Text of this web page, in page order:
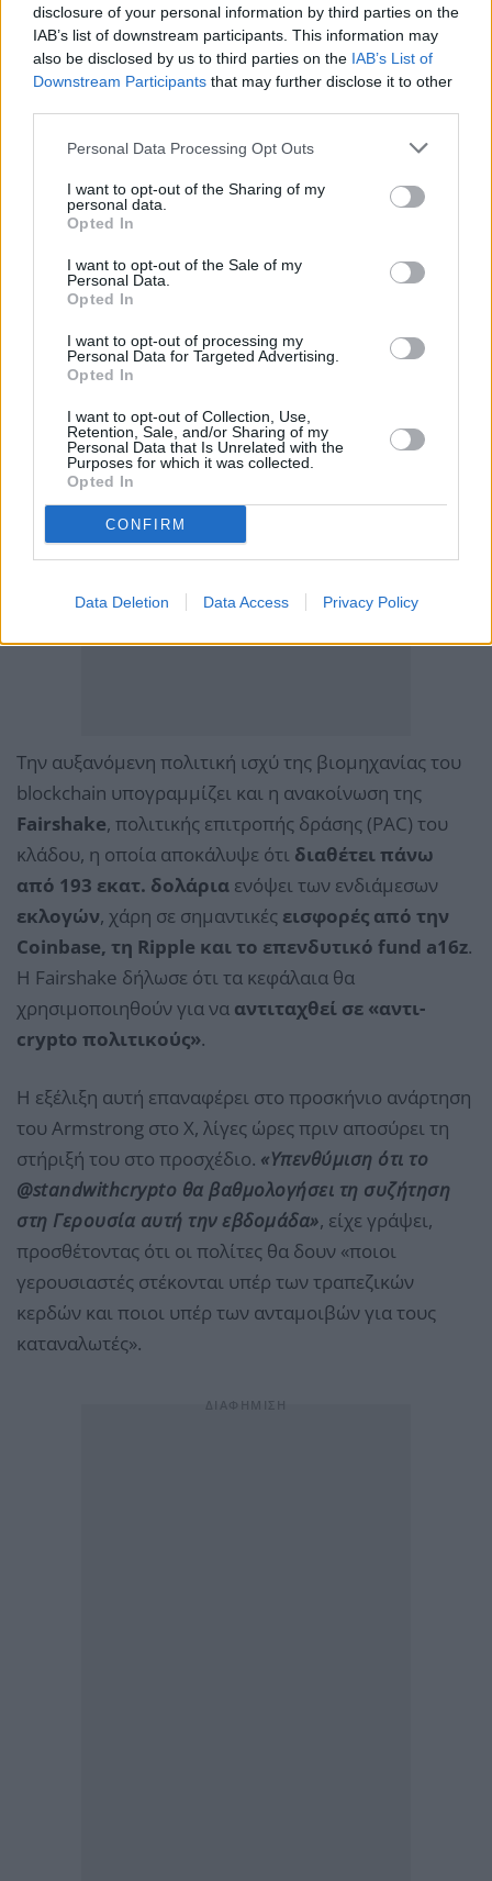
disclosure of your personal information by third parties on the
IAB’s list of downstream participants. This information may
also be disclosed by us to third parties on the IAB’s List of
Downstream Participants that may further disclose it to other
Personal Data Processing Opt Outs
I want to opt-out of the Sharing of my
personal data.
Opted In
I want to opt-out of the Sale of my
Personal Data.
Opted In
I want to opt-out of processing my
Personal Data for Targeted Advertising.
Opted In
I want to opt-out of Collection, Use,
Retention, Sale, and/or Sharing of my
Personal Data that Is Unrelated with the
Purposes for which it was collected.
Opted In
CONFIRM
Data Deletion Data Access Privacy Policy
στα stablecoins .
Την αυξανόμενη πολιτική ισχύ της βιομηχανίας του
blockchain υπογραμμίζει και η ανακοίνωση της
Fairshake, πολιτικής επιτροπής δράσης (PAC) του
κλάδου, η οποία αποκάλυψε ότι διαθέτει πάνω
από 193 εκατ. δολάρια ενόψει των ενδιάμεσων
εκλογών, χάρη σε σημαντικές εισφορές από την
Coinbase, τη Ripple και το επενδυτικό fund a16z.
Η Fairshake δήλωσε ότι τα κεφάλαια θα
χρησιμοποιηθούν για να αντιταχθεί σε «αντι-
crypto πολιτικούς».
Η εξέλιξη αυτή επαναφέρει στο προσκήνιο ανάρτηση
του Armstrong στο X, λίγες ώρες πριν αποσύρει τη
στήριξή του στο προσχέδιο. «Υπενθύμιση ότι το
@standwithcrypto θα βαθμολογήσει τη συζήτηση
στη Γερουσία αυτή την εβδομάδα», είχε γράψει,
προσθέτοντας ότι οι πολίτες θα δουν «ποιοι
γερουσιαστές στέκονται υπέρ των τραπεζικών
κερδών και ποιοι υπέρ των ανταμοιβών για τους
καταναλωτές».